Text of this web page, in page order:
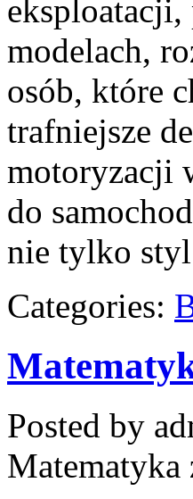
modelach,
osób, które
trafniejsze
motoryzacji
do
nie tylko
Categories:
Posted by
Matematyka